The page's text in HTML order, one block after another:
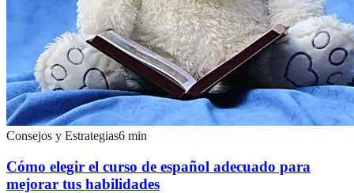
Consejos y Estrategias6 min
Cómo elegir el curso de español adecuado para
mejorar tus habilidades